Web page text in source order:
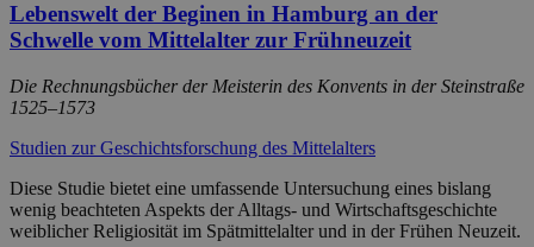
Lebenswelt der Beginen in Hamburg an der
Schwelle vom Mittelalter zur Frühneuzeit
Die Rechnungsbücher der Meisterin des Konvents in der Steinstraße
1525–1573
Studien zur Geschichtsforschung des Mittelalters
Diese Studie bietet eine umfassende Untersuchung eines bislang
wenig beachteten Aspekts der Alltags- und Wirtschaftsgeschichte
weiblicher Religiosität im Spätmittelalter und in der Frühen Neuzeit.